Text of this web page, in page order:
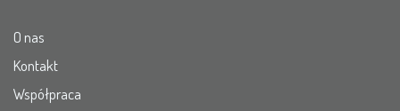
O nas
Kontakt
Współpraca